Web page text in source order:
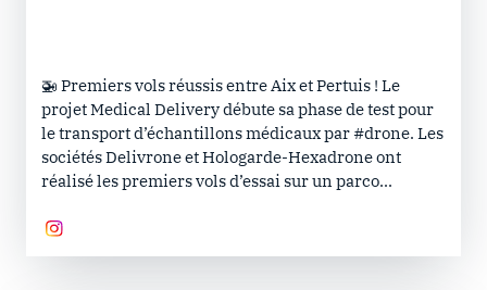
🚁 Premiers vols réussis entre Aix et Pertuis ! Le
projet Medical Delivery débute sa phase de test pour
le transport d’échantillons médicaux par #drone. Les
sociétés Delivrone et Hologarde-Hexadrone ont
réalisé les premiers vols d’essai sur un parco...